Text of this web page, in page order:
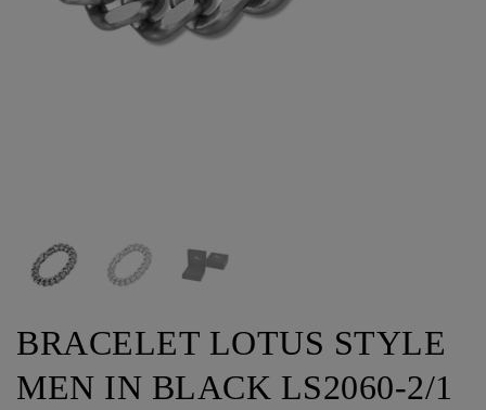
BRACELET LOTUS STYLE
MEN IN BLACK LS2060-2/1